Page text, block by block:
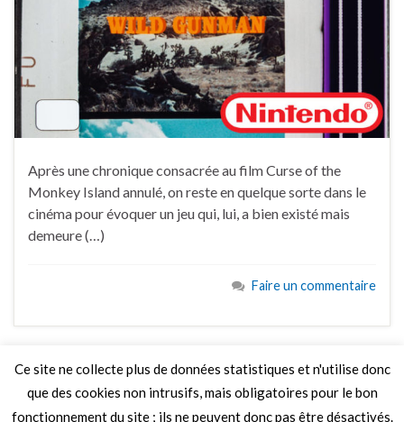
Après une chronique consacrée au film Curse of the
Monkey Island annulé, on reste en quelque sorte dans le
cinéma pour évoquer un jeu qui, lui, a bien existé mais
demeure (…)
Faire un commentaire
LIRE PLUS
Ce site ne collecte plus de données statistiques et n'utilise donc
que des cookies non intrusifs, mais obligatoires pour le bon
fonctionnement du site ; ils ne peuvent donc pas être désactivés.